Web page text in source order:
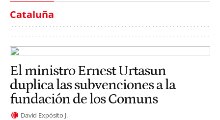
Cataluña
El ministro Ernest Urtasun
duplica las subvenciones a la
fundación de los Comuns
David Expósito J.